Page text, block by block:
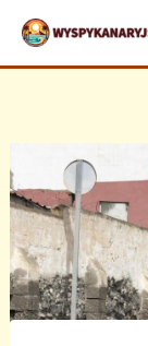
Przejdź
treści